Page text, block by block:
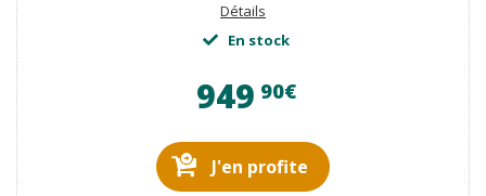
Détails
En stock
949 90€
J'en profite